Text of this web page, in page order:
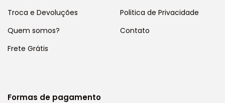
Troca e Devoluções
Politica de Privacidade
Quem somos?
Contato
Frete Grátis
Formas de pagamento